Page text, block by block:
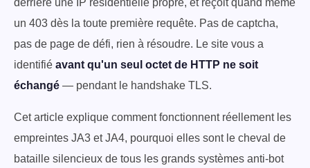
derrière une IP résidentielle propre, et reçoit quand même
un 403 dès la toute première requête. Pas de captcha,
pas de page de défi, rien à résoudre. Le site vous a
identifié avant qu'un seul octet de HTTP ne soit
échangé — pendant le handshake TLS.
Cet article explique comment fonctionnent réellement les
empreintes JA3 et JA4, pourquoi elles sont le cheval de
bataille silencieux de tous les grands systèmes anti-bot